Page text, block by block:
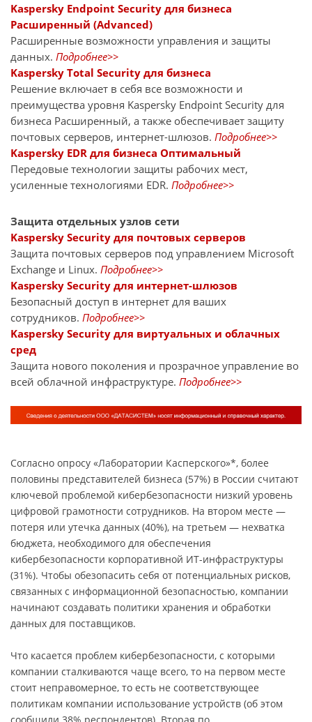
Kaspersky Endpoint Security для бизнеса
Расширенный (Advanced)
Расширенные возможности управления и защиты
данных. Подробнее>>
Kaspersky Total Security для бизнеса
Решение включает в себя все возможности и
преимущества уровня Kaspersky Endpoint Security для
бизнеса Расширенный, а также обеспечивает защиту
почтовых серверов, интернет-шлюзов. Подробнее>>
Kaspersky EDR для бизнеса Оптимальный
Передовые технологии защиты рабочих мест,
усиленные технологиями EDR. Подробнее>>
Защита отдельных узлов сети
Kaspersky Security для почтовых серверов
Защита почтовых серверов под управлением Microsoft
Exchange и Linux. Подробнее>>
Kaspersky Security для интернет-шлюзов
Безопасный доступ в интернет для ваших
сотрудников. Подробнее>>
Kaspersky Security для виртуальных и облачных
сред
Защита нового поколения и прозрачное управление во
всей облачной инфраструктуре. Подробнее>>
Согласно опросу «Лаборатории Касперского»*, более
половины представителей бизнеса (57%) в России считают
ключевой проблемой кибербезопасности низкий уровень
цифровой грамотности сотрудников. На втором месте ―
потеря или утечка данных (40%), на третьем ― нехватка
бюджета, необходимого для обеспечения
кибербезопасности корпоративной ИТ-инфраструктуры
(31%). Чтобы обезопасить себя от потенциальных рисков,
связанных с информационной безопасностью, компании
начинают создавать политики хранения и обработки
данных для поставщиков.
Что касается проблем кибербезопасности, с которыми
компании сталкиваются чаще всего, то на первом месте
стоит неправомерное, то есть не соответствующее
политикам компании использование устройств (об этом